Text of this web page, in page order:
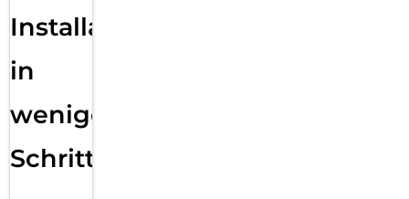
Installation
in
wenigen
Schritten